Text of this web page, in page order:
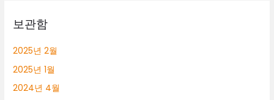
보관함
2025년 2월
2025년 1월
2024년 4월